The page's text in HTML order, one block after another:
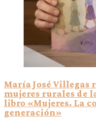
María José Villegas
mujeres rurales de
libro «Mujeres. La
generación»